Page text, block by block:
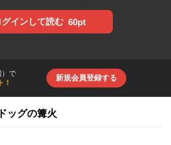
グインして読む 60pt
）で
！
新規会員登録する
ッグの篝火